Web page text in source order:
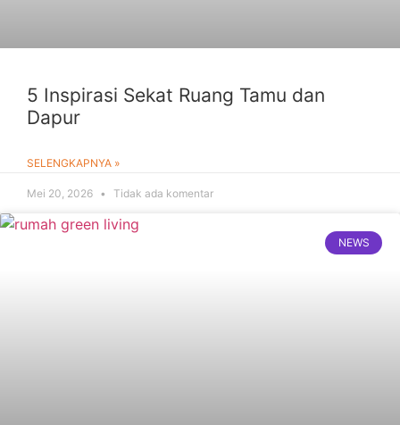
5 Inspirasi Sekat Ruang Tamu dan
Dapur
SELENGKAPNYA »
Mei 20, 2026 Tidak ada komentar
NEWS